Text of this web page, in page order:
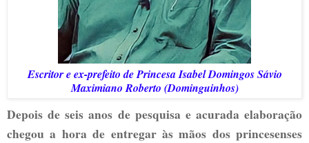
Escritor e ex-prefeito de Princesa Isabel Domingos Sávio
Maximiano Roberto (Dominguinhos)
Depois de seis anos de pesquisa e acurada elaboração
chegou a hora de entregar às mãos dos princesenses